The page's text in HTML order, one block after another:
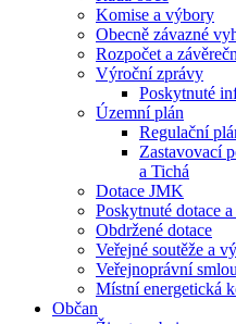
Komise a výbory
Obecně závazné
Rozpočet a
Výroční zprávy
Poskytnuté
Územní plán
Regulační
Zastavovací
a Tichá
Dotace JMK
Poskytnuté dotace
Obdržené dotace
Veřejné soutěže a
Veřejnoprávní
Místní energetická
Občan